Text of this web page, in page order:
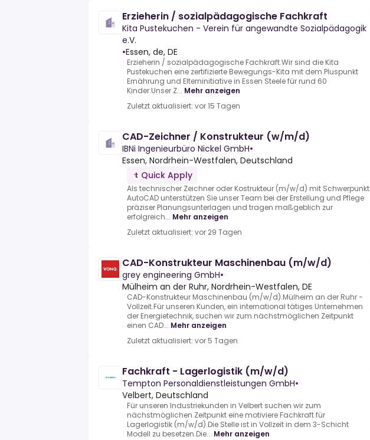
Erzieherin / sozialpädagogische Fachkraft
Kita Pustekuchen - Verein für angewandte Sozialpädagogik
e.V.
•Essen, de, DE
Erzieherin / sozialpädagogische Fachkraft.Wir sind die Kita
Pustekuchen eine zertifizierte Bewegungs-Kita mit dem Pluspunkt
Ernährung und Elterninitiative in Essen Steele für rund 60
Kinder.Unser Z... Mehr anzeigen
Zuletzt aktualisiert: vor 15 Tagen
CAD-Zeichner / Konstrukteur (w/m/d)
IBNi Ingenieurbüro Nickel GmbH•
Essen, Nordrhein-Westfalen, Deutschland
Quick Apply
Als technischer Zeichner oder Kostrukteur (m/w/d) mit Schwerpunkt
AutoCAD unterstützen Sie unser Team bei der Erstellung und Pflege
präziser Planungsunterlagen und tragen maßgeblich zur
erfolgreich... Mehr anzeigen
Zuletzt aktualisiert: vor 29 Tagen
CAD-Konstrukteur Maschinenbau (m/w/d)
grey engineering GmbH•
Mülheim an der Ruhr, Nordrhein-Westfalen, DE
CAD-Konstrukteur Maschinenbau (m/w/d).Mülheim an der Ruhr -
Vollzeit.Für unseren Kunden, ein international tätiges Unternehmen
der Energietechnik, suchen wir zum nächstmöglichen Zeitpunkt
einen CAD... Mehr anzeigen
Zuletzt aktualisiert: vor 5 Tagen
Fachkraft - Lagerlogistik (m/w/d)
Tempton Personaldienstleistungen GmbH•
Velbert, Deutschland
Für unseren Industriekunden in Velbert suchen wir zum
nächstmöglichen Zeitpunkt eine motiviere Fachkraft für
Lagerlogistik (m/w/d).Die Stelle ist in Vollzeit in dem 3-Schicht
Modell zu besetzen.Die... Mehr anzeigen